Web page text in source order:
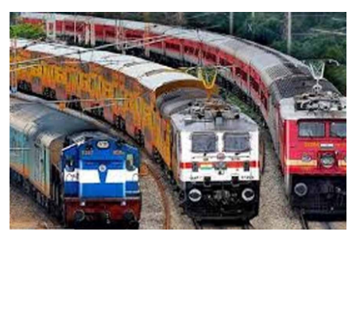
धर्म
लाइफस्टाइल
टेक